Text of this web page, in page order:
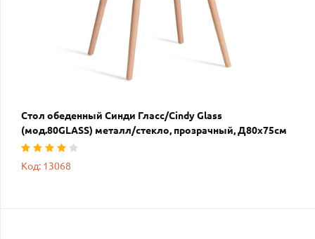
Стол обеденный Синди Гласс/Cindy Glass
(мод.80GLASS) металл/стекло, прозрачный, Д80х75см
Код: 13068